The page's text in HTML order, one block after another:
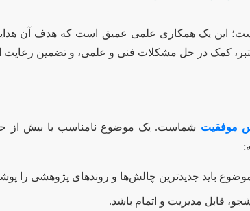
این یک همکاری علمی عمیق است که هدف آن هدایت
کمک در حل مشکلات فنی و علمی، و تضمین رعایت
موفقیت شماست. یک موضوع نامناسب یا بیش از
قابل مدیریت و اتمام باشد.